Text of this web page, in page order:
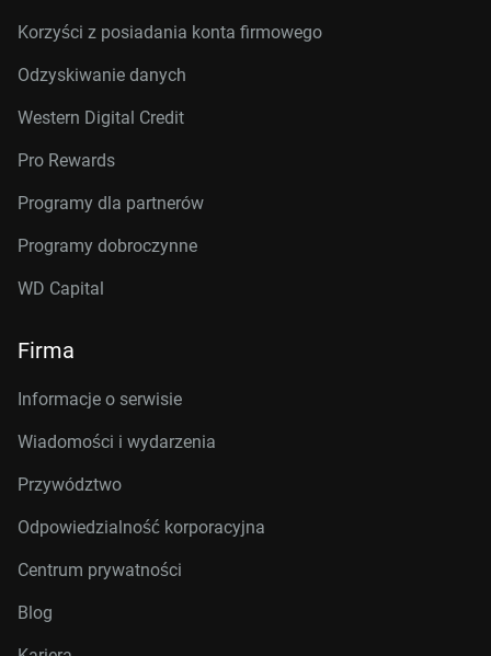
Korzyści z posiadania konta firmowego
Odzyskiwanie danych
Western Digital Credit
Pro Rewards
Programy dla partnerów
Programy dobroczynne
WD Capital
Firma
Informacje o serwisie
Wiadomości i wydarzenia
Przywództwo
Odpowiedzialność korporacyjna
Centrum prywatności
Blog